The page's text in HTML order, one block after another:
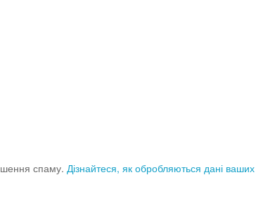
спаму. Дізнайтеся, як обробляються дані ваших